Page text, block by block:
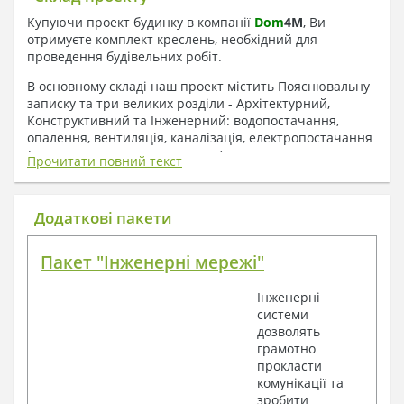
Купуючи проект будинку в компанії Dom4M, Ви
отримуєте комплект креслень, необхідний для
проведення будівельних робіт.
В основному складі наш проект містить Пояснювальну
записку та три великих розділи - Архітектурний,
Конструктивний та Інженерний: водопостачання,
опалення, вентиляція, каналізація, електропостачання
( купується за додаткову плату ).
1. До складу Архітектурного розділу
входять:
План покрівлі
Фасади з даними зовнішніх оздоблень
Елементи прорізів – специфікація
Дані перемичок – перетин та специфікація
Обсяги основних будівельних матеріалів
Архітектурні вузли в конструкціях
Прочитати повний текст
Додаткові пакети
Пакет "Інженерні мережі"
Інженерні
системи
дозволять
грамотно
прокласти
комунікації та
зробити